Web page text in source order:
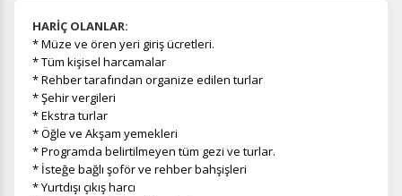
HARİÇ OLANLAR:
*Müze ve ören yeri giriş ücretleri.
* Tüm kişisel harcamalar
* Rehber tarafından organize edilen turlar
* Şehir vergileri
* Ekstra turlar
* Öğle ve Akşam yemekleri
* Programda belirtilmeyen tüm gezi ve turlar.
* İsteğe bağlı şoför ve rehber bahşişleri
* Yurtdışı çıkış harcı